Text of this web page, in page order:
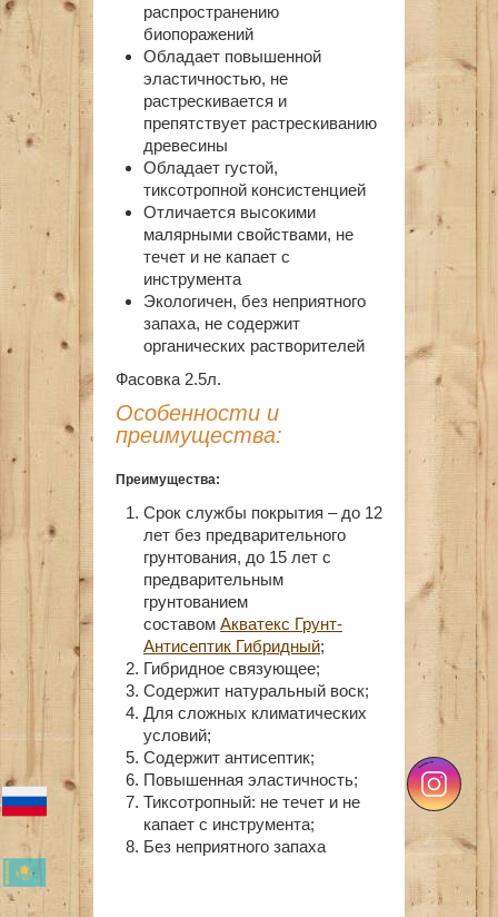
распространению
биопоражений
Обладает повышенной
эластичностью, не
растрескивается и
препятствует растрескиванию
древесины
Обладает густой,
тиксотропной консистенцией
Отличается высокими
малярными свойствами, не
течет и не капает с
инструмента
Экологичен, без неприятного
запаха, не содержит
органических растворителей
Фасовка 2.5л.
Особенности и
преимущества:
Преимущества:
Срок службы покрытия – до 12
лет без предварительного
грунтования, до 15 лет с
предварительным
грунтованием
составом Акватекс Грунт-
Антисептик Гибридный;
Гибридное связующее;
Содержит натуральный воск;
Для сложных климатических
условий;
Содержит антисептик;
Повышенная эластичность;
Тиксотропный: не течет и не
капает с инструмента;
Без неприятного запаха